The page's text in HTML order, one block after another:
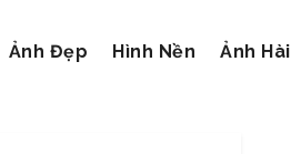
Ảnh Đẹp Hình Nền Ảnh Hài